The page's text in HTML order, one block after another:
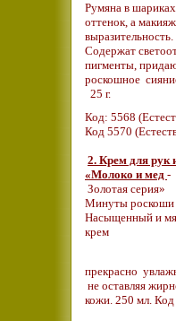
Румяна в
оттенок, а
выразительность.
Содержат
пигменты,
роскошное
25 г.
Код: 5568
Код 5570
2. Крем для рук
«Молоко и мед
Золотая серия»
Минуты роскоши
Насыщенный и
крем
прекрасно
не оставляя
кожи. 250 мл.